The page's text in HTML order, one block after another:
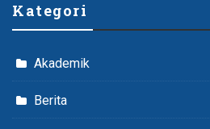
Kategori
Akademik
Berita